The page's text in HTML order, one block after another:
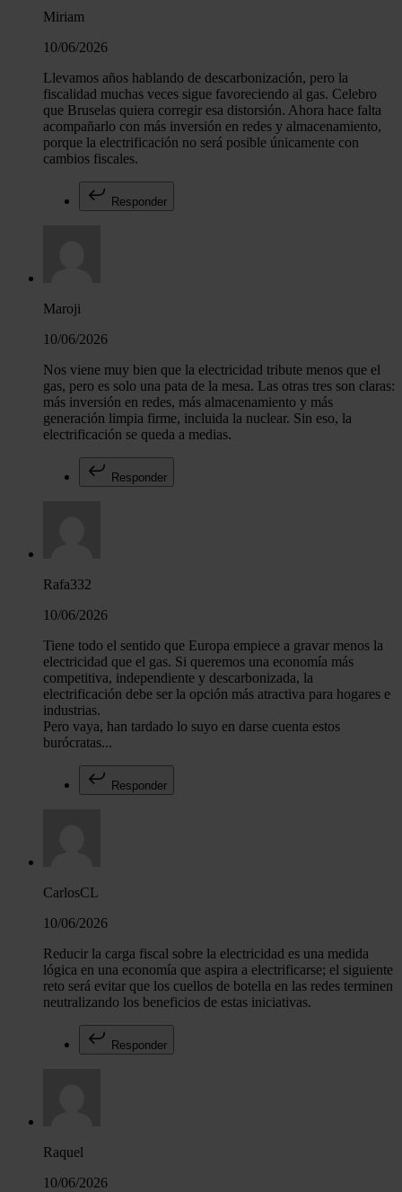
Miriam
10/06/2026
Llevamos años hablando de descarbonización, pero la
fiscalidad muchas veces sigue favoreciendo al gas. Celebro
que Bruselas quiera corregir esa distorsión. Ahora hace falta
acompañarlo con más inversión en redes y almacenamiento,
porque la electrificación no será posible únicamente con
cambios fiscales.
Responder
Maroji
10/06/2026
Nos viene muy bien que la electricidad tribute menos que el
gas, pero es solo una pata de la mesa. Las otras tres son claras:
más inversión en redes, más almacenamiento y más
generación limpia firme, incluida la nuclear. Sin eso, la
electrificación se queda a medias.
Responder
Rafa332
10/06/2026
Tiene todo el sentido que Europa empiece a gravar menos la
electricidad que el gas. Si queremos una economía más
competitiva, independiente y descarbonizada, la
electrificación debe ser la opción más atractiva para hogares e
industrias.
Pero vaya, han tardado lo suyo en darse cuenta estos
burócratas...
Responder
CarlosCL
10/06/2026
Reducir la carga fiscal sobre la electricidad es una medida
lógica en una economía que aspira a electrificarse; el siguiente
reto será evitar que los cuellos de botella en las redes terminen
neutralizando los beneficios de estas iniciativas.
Responder
Raquel
10/06/2026